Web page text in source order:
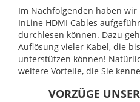
Im Nachfolgenden haben
InLine HDMI Cables
durchlesen können. Dazu
Auflösung vieler Kabel, die
unterstützen können!
weitere Vorteile, die Sie
VORZÜGE